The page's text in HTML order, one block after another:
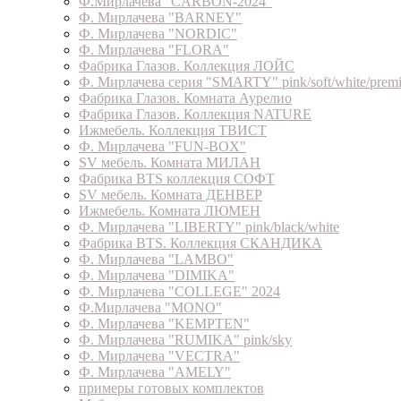
Ф. Мирлачева "BARNEY"
Ф. Мирлачева "NORDIC"
Ф. Мирлачева "FLORA"
Фабрика Глазов. Коллекция ЛОЙС
Ф. Мирлачева серия "SMARTY" pink/soft/white/
Фабрика Глазов. Комната Аурелио
Фабрика Глазов. Коллекция NATURE
Ижмебель. Коллекция ТВИСТ
Ф. Мирлачева "FUN-BOX"
SV мебель. Комната МИЛАН
Фабрика BTS коллекция СОФТ
SV мебель. Комната ДЕНВЕР
Ижмебель. Комната ЛЮМЕН
Ф. Мирлачева "LIBERTY" pink/black/white
Фабрика BTS. Коллекция СКАНДИКА
Ф. Мирлачева "LAMBO"
Ф. Мирлачева "DIMIKA"
Ф. Мирлачева "COLLEGE" 2024
Ф.Мирлачева "MONO"
Ф. Мирлачева "KEMPTEN"
Ф. Мирлачева "RUMIKA" pink/sky
Ф. Мирлачева "VECTRA"
Ф. Мирлачева "AMELY"
примеры готовых комплектов